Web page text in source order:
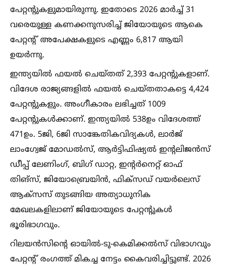
പേറ്റന്റുകളുമായിരുന്നു. ഇതോടെ 2026 മാര്‍ച്ച്‌ 31
വരെയുള്ള കണക്കനുസരിച്ച്‌ ജിയോയുടെ ആകെ
പേറ്റന്റ് അപേക്ഷകളുടെ എണ്ണം 6,817 ആയി
ഉയര്‍ന്നു.
ഇന്ത്യയില്‍ ഫയല്‍ ചെയ്തത് 2,393 പേറ്റന്റുകളാണ്.
വിദേശ രാജ്യങ്ങളില്‍ ഫയല്‍ ചെയ്തതാകട്ടെ 4,424
പേറ്റന്റുകളും. അംഗീകാരം ലഭിച്ചത് 1009
പേറ്റന്റുകള്‍ക്കാണ്. ഇന്ത്യയില്‍ 538ഉം വിദേശത്ത്
471ഉം. 5ജി, 6ജി സാങ്കേതികവിദ്യകള്‍, ലാര്‍ജ്
ലാംഗ്വേജ് മോഡല്‍സ്, ആര്‍ട്ടിഫിഷ്യല്‍ ഇന്റലിജന്‍സ്
ഡീപ്പ് ലേണിംഗ്, ബിഗ് ഡാറ്റ, ഇന്റര്‍നെറ്റ് ഓഫ്
തിങ്‌സ്, ജിയോബ്രെയിന്‍, ഫിക്‌സഡ് വയര്‍ലെസ്
ആക്‌സസ് തുടങ്ങിയ അത്യാധുനിക
മേഖലകളിലാണ് ജിയോയുടെ പേറ്റന്റുകള്‍
ഭൂരിഭാഗവും.
റിലയന്‍സിന്റെ ഓയില്‍-ടു-കെമിക്കല്‍സ് വിഭാഗവും
പേറ്റന്റ് രംഗത്ത് മികച്ച നേട്ടം കൈവരിച്ചിട്ടുണ്ട്. 2026